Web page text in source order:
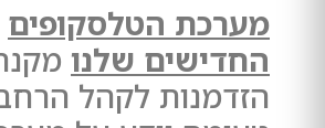
מערכת הטלסקופים
החדישים שלנו
הזדמנות לקהל